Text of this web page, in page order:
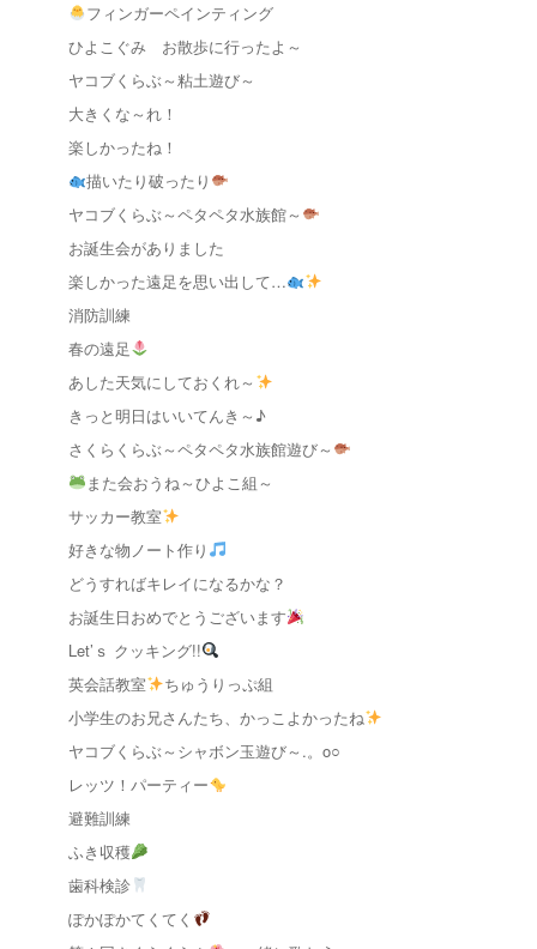
フィンガーペインティング
ひよこぐみ お散歩に行ったよ～
ヤコブくらぶ～粘土遊び～
大きくな～れ！
楽しかったね！
描いたり破ったり
ヤコブくらぶ～ペタペタ水族館～
お誕生会がありました
楽しかった遠足を思い出して…
消防訓練
春の遠足
あした天気にしておくれ～
きっと明日はいいてんき～♪
さくらくらぶ～ペタペタ水族館遊び～
また会おうね～ひよこ組～
サッカー教室
好きな物ノート作り
どうすればキレイになるかな？
お誕生日おめでとうございます
Let’ｓ クッキング!!
英会話教室
ちゅうりっぷ組
小学生のお兄さんたち、かっこよかったね
ヤコブくらぶ～シャボン玉遊び～.。o○
レッツ！パーティー
避難訓練
ふき収穫
歯科検診
ぽかぽかてくてく